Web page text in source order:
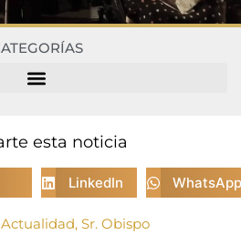
esta noticia
LinkedIn WhatsApp
Actualidad, Sr. Obispo